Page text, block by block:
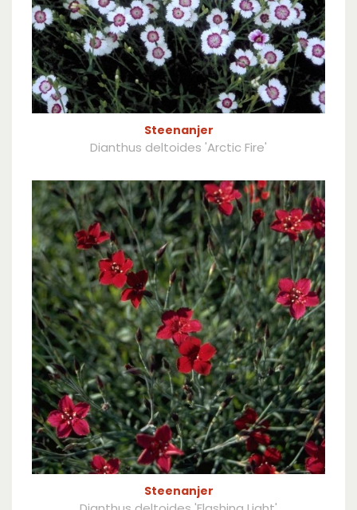
Steenanjer
Dianthus deltoides 'Arctic Fire'
Steenanjer